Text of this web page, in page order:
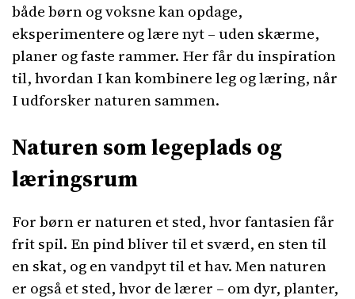
både børn og voksne kan opdage,
eksperimentere og lære nyt – uden skærme,
planer og faste rammer. Her får du inspiration
til, hvordan I kan kombinere leg og læring, når
I udforsker naturen sammen.
Naturen som legeplads og
læringsrum
For børn er naturen et sted, hvor fantasien får
frit spil. En pind bliver til et sværd, en sten til
en skat, og en vandpyt til et hav. Men naturen
er også et sted, hvor de lærer – om dyr, planter,